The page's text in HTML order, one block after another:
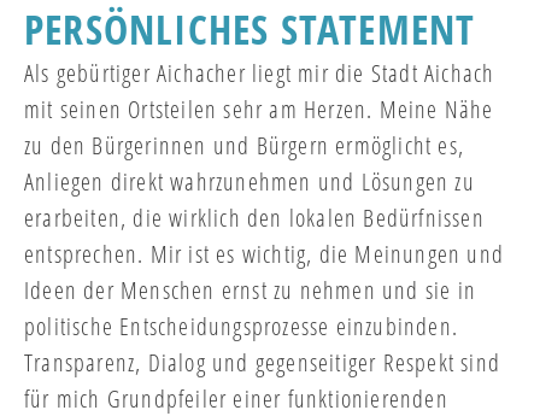
PERSÖNLICHES STATEMENT
Als gebürtiger Aichacher liegt mir die Stadt Aichach
mit seinen Ortsteilen sehr am Herzen. Meine Nähe
zu den Bürgerinnen und Bürgern ermöglicht es,
Anliegen direkt wahrzunehmen und Lösungen zu
erarbeiten, die wirklich den lokalen Bedürfnissen
entsprechen. Mir ist es wichtig, die Meinungen und
Ideen der Menschen ernst zu nehmen und sie in
politische Entscheidungsprozesse einzubinden.
Transparenz, Dialog und gegenseitiger Respekt sind
für mich Grundpfeiler einer funktionierenden